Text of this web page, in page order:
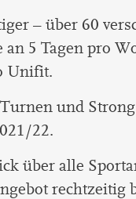
– über 60
5 Tagen pro
Unifit.
und
22.
über alle
rechtzeitig